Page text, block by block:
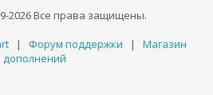
2026 Все права защищены.
| Форум поддержки | Магазин
дополнений